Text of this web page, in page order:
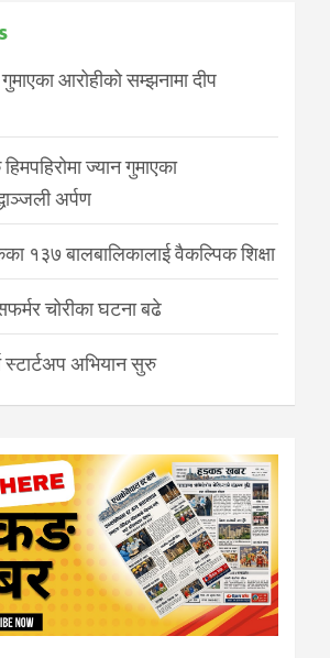
गुमाएका आरोहीको सम्झनामा दीप
ज्यान गुमाएका
अर्पण
१३७ बालबालिकालाई वैकल्पिक शिक्षा
चोरीका घटना बढे
स्टार्टअप अभियान सुरु